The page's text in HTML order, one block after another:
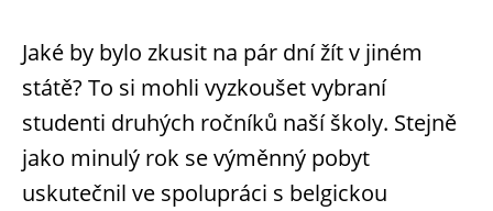
Jaké by bylo zkusit na pár dní žít v jiném
státě? To si mohli vyzkoušet vybraní
studenti druhých ročníků naší školy. Stejně
jako minulý rok se výměnný pobyt
uskutečnil ve spolupráci s belgickou